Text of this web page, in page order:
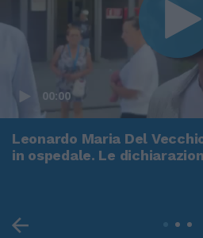
00:00
Leonardo Maria Del
in ospedale. Le